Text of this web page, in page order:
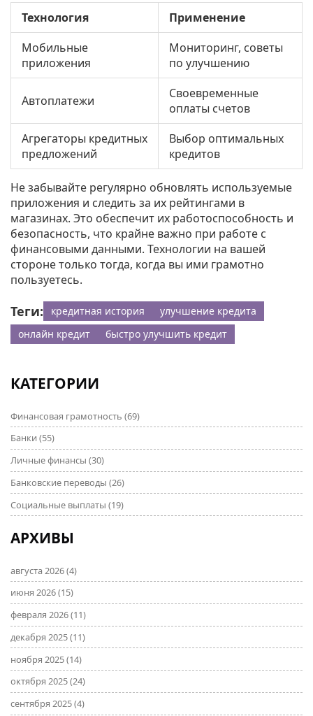
Технология
Применение
Мобильные
приложения
Мониторинг, советы
по улучшению
Автоплатежи
Своевременные
оплаты счетов
Агрегаторы кредитных
предложений
Выбор оптимальных
кредитов
Не забывайте регулярно обновлять используемые
приложения и следить за их рейтингами в
магазинах. Это обеспечит их работоспособность и
безопасность, что крайне важно при работе с
финансовыми данными. Технологии на вашей
стороне только тогда, когда вы ими грамотно
пользуетесь.
Теги: кредитная история
улучшение кредита
онлайн кредит
быстро улучшить кредит
КАТЕГОРИИ
Финансовая грамотность (69)
Банки (55)
Личные финансы (30)
Банковские переводы (26)
Социальные выплаты (19)
АРХИВЫ
августа 2026(4)
июня 2026(15)
февраля 2026(11)
декабря 2025(11)
ноября 2025(14)
октября 2025(24)
сентября 2025(4)